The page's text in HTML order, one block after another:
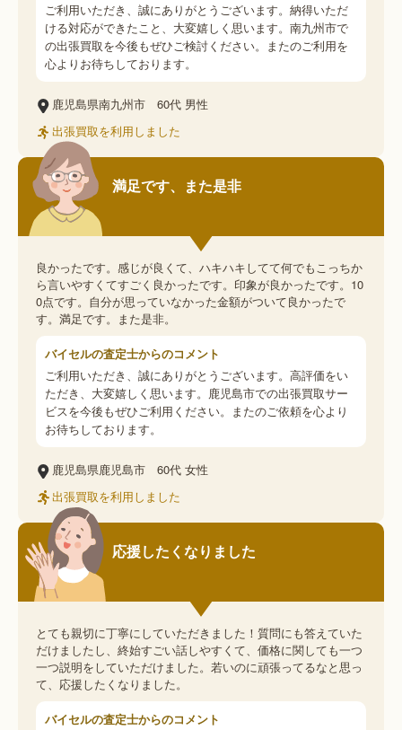
ご利用いただき、誠にありがとうございます。納得いただ
ける対応ができたこと、大変嬉しく思います。南九州市で
の出張買取を今後もぜひご検討ください。またのご利用を
心よりお待ちしております。
鹿児島県南九州市 60代 男性
出張買取を利用しました
満足です、また是非
良かったです。感じが良くて、ハキハキしてて何でもこっちか
ら言いやすくてすごく良かったです。印象が良かったです。10
0点です。自分が思っていなかった金額がついて良かったで
す。満足です。また是非。
バイセルの査定士からのコメント
ご利用いただき、誠にありがとうございます。高評価をい
ただき、大変嬉しく思います。鹿児島市での出張買取サー
ビスを今後もぜひご利用ください。またのご依頼を心より
お待ちしております。
鹿児島県鹿児島市 60代 女性
出張買取を利用しました
応援したくなりました
とても親切に丁寧にしていただきました！質問にも答えていた
だけましたし、終始すごい話しやすくて、価格に関しても一つ
一つ説明をしていただけました。若いのに頑張ってるなと思っ
て、応援したくなりました。
バイセルの査定士からのコメント